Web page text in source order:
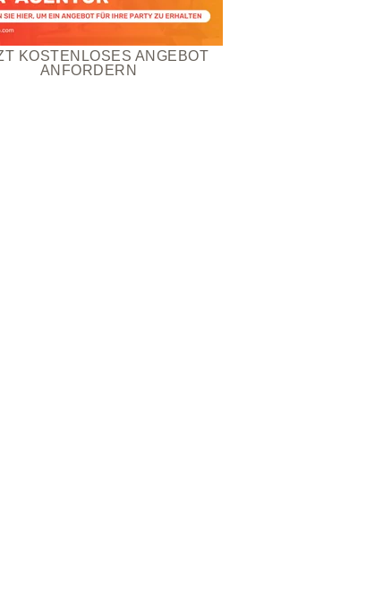
KOSTENLOSES ANGEBOT
ANFORDERN